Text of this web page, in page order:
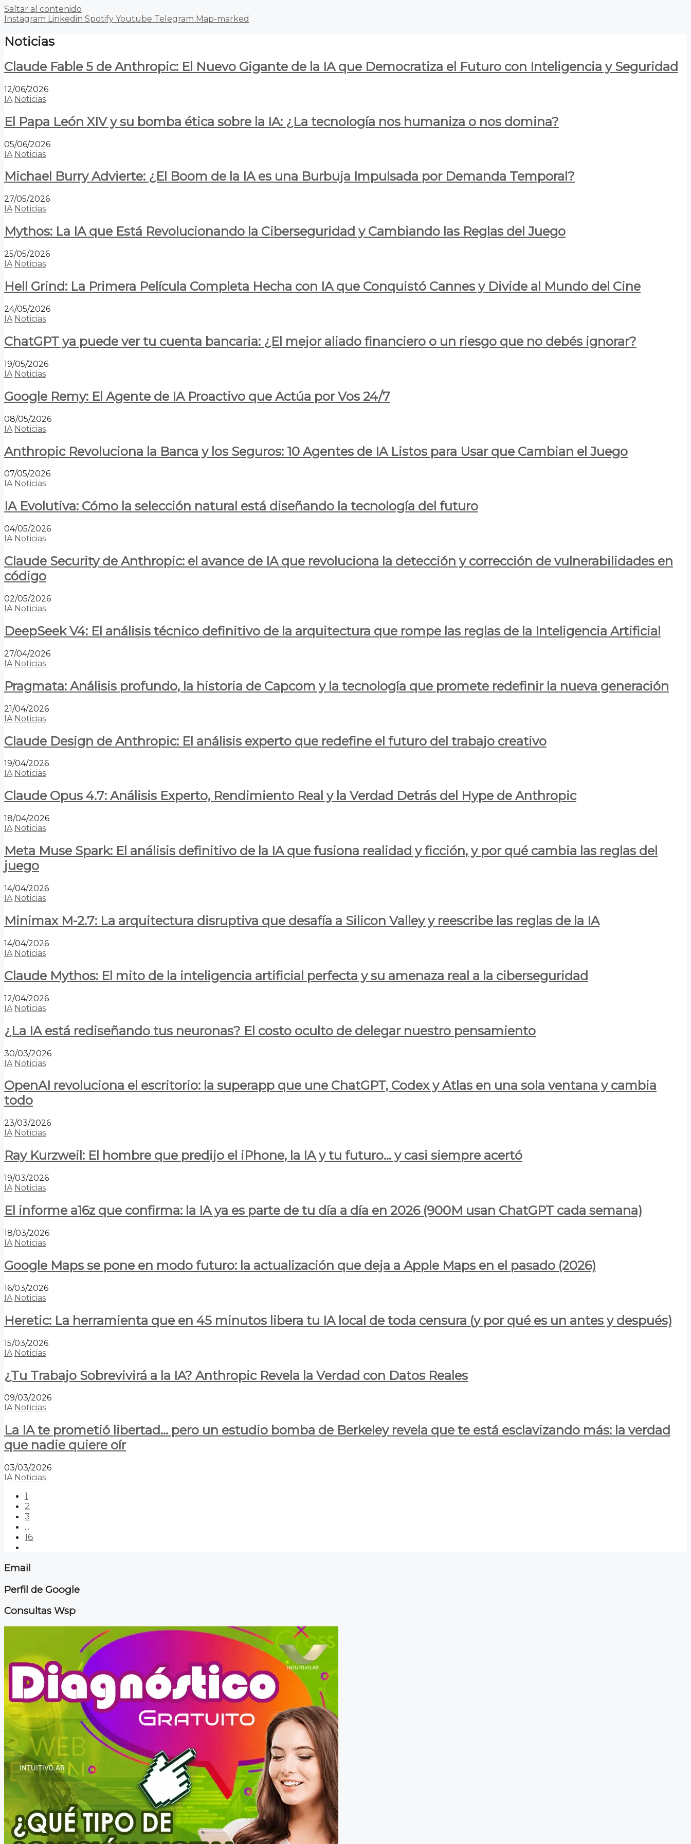
Saltar al contenido
Instagram Linkedin Spotify Youtube Telegram Map-marked
Noticias
Claude Fable 5 de Anthropic: El Nuevo Gigante de la IA que Democratiza el Futuro con Inteligencia y Seguridad
12/06/2026
IA Noticias
El Papa León XIV y su bomba ética sobre la IA: ¿La tecnología nos humaniza o nos domina?
05/06/2026
IA Noticias
Michael Burry Advierte: ¿El Boom de la IA es una Burbuja Impulsada por Demanda Temporal?
27/05/2026
IA Noticias
Mythos: La IA que Está Revolucionando la Ciberseguridad y Cambiando las Reglas del Juego
25/05/2026
IA Noticias
Hell Grind: La Primera Película Completa Hecha con IA que Conquistó Cannes y Divide al Mundo del Cine
24/05/2026
IA Noticias
ChatGPT ya puede ver tu cuenta bancaria: ¿El mejor aliado financiero o un riesgo que no debés ignorar?
19/05/2026
IA Noticias
Google Remy: El Agente de IA Proactivo que Actúa por Vos 24/7
08/05/2026
IA Noticias
Anthropic Revoluciona la Banca y los Seguros: 10 Agentes de IA Listos para Usar que Cambian el Juego
07/05/2026
IA Noticias
IA Evolutiva: Cómo la selección natural está diseñando la tecnología del futuro
04/05/2026
IA Noticias
Claude Security de Anthropic: el avance de IA que revoluciona la detección y corrección de vulnerabilidades en
código
02/05/2026
IA Noticias
DeepSeek V4: El análisis técnico definitivo de la arquitectura que rompe las reglas de la Inteligencia Artificial
27/04/2026
IA Noticias
Pragmata: Análisis profundo, la historia de Capcom y la tecnología que promete redefinir la nueva generación
21/04/2026
IA Noticias
Claude Design de Anthropic: El análisis experto que redefine el futuro del trabajo creativo
19/04/2026
IA Noticias
Claude Opus 4.7: Análisis Experto, Rendimiento Real y la Verdad Detrás del Hype de Anthropic
18/04/2026
IA Noticias
Meta Muse Spark: El análisis definitivo de la IA que fusiona realidad y ficción, y por qué cambia las reglas del
juego
14/04/2026
IA Noticias
Minimax M-2.7: La arquitectura disruptiva que desafía a Silicon Valley y reescribe las reglas de la IA
14/04/2026
IA Noticias
Claude Mythos: El mito de la inteligencia artificial perfecta y su amenaza real a la ciberseguridad
12/04/2026
IA Noticias
¿La IA está rediseñando tus neuronas? El costo oculto de delegar nuestro pensamiento
30/03/2026
IA Noticias
OpenAI revoluciona el escritorio: la superapp que une ChatGPT, Codex y Atlas en una sola ventana y cambia
todo
23/03/2026
IA Noticias
Ray Kurzweil: El hombre que predijo el iPhone, la IA y tu futuro… y casi siempre acertó
19/03/2026
IA Noticias
El informe a16z que confirma: la IA ya es parte de tu día a día en 2026 (900M usan ChatGPT cada semana)
18/03/2026
IA Noticias
Google Maps se pone en modo futuro: la actualización que deja a Apple Maps en el pasado (2026)
16/03/2026
IA Noticias
Heretic: La herramienta que en 45 minutos libera tu IA local de toda censura (y por qué es un antes y después)
15/03/2026
IA Noticias
¿Tu Trabajo Sobrevivirá a la IA? Anthropic Revela la Verdad con Datos Reales
09/03/2026
IA Noticias
La IA te prometió libertad… pero un estudio bomba de Berkeley revela que te está esclavizando más: la verdad
que nadie quiere oír
03/03/2026
IA Noticias
1
2
3
...
16
Email
Perfil de Google
Consultas Wsp